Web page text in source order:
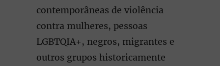
contemporâneas de violência
contra mulheres, pessoas
LGBTQIA+, negros, migrantes e
outros grupos historicamente